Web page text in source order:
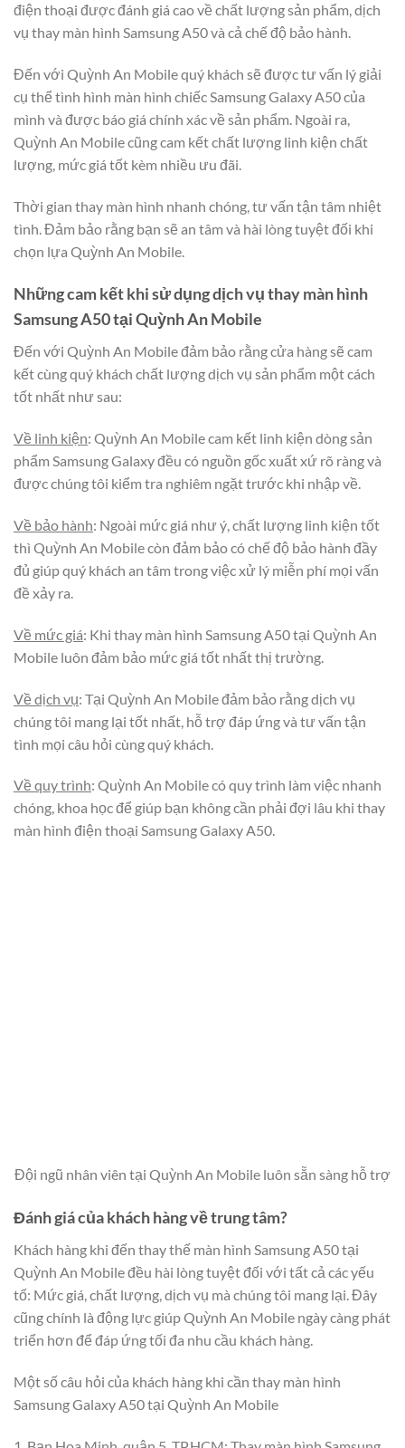
điện thoại được đánh giá cao về chất lượng sản phẩm, dịch
vụ thay màn hình Samsung A50 và cả chế độ bảo hành.
Đến với Quỳnh An Mobile quý khách sẽ được tư vấn lý giải
cụ thể tình hình màn hình chiếc Samsung Galaxy A50 của
mình và được báo giá chính xác về sản phẩm. Ngoài ra,
Quỳnh An Mobile cũng cam kết chất lượng linh kiện chất
lượng, mức giá tốt kèm nhiều ưu đãi.
Thời gian thay màn hình nhanh chóng, tư vấn tận tâm nhiệt
tình. Đảm bảo rằng bạn sẽ an tâm và hài lòng tuyệt đối khi
chọn lựa Quỳnh An Mobile.
Những cam kết khi sử dụng dịch vụ thay màn hình
Samsung A50 tại Quỳnh An Mobile
Đến với Quỳnh An Mobile đảm bảo rằng cửa hàng sẽ cam
kết cùng quý khách chất lượng dịch vụ sản phẩm một cách
tốt nhất như sau:
Về linh kiện: Quỳnh An Mobile cam kết linh kiện dòng sản
phẩm Samsung Galaxy đều có nguồn gốc xuất xứ rõ ràng và
được chúng tôi kiểm tra nghiêm ngặt trước khi nhập về.
Về bảo hành: Ngoài mức giá như ý, chất lượng linh kiện tốt
thì Quỳnh An Mobile còn đảm bảo có chế độ bảo hành đầy
đủ giúp quý khách an tâm trong việc xử lý miễn phí mọi vấn
đề xảy ra.
Về mức giá: Khi thay màn hình Samsung A50 tại Quỳnh An
Mobile luôn đảm bảo mức giá tốt nhất thị trường.
Về dịch vụ: Tại Quỳnh An Mobile đảm bảo rằng dịch vụ
chúng tôi mang lại tốt nhất, hỗ trợ đáp ứng và tư vấn tận
tình mọi câu hỏi cùng quý khách.
Về quy trình: Quỳnh An Mobile có quy trình làm việc nhanh
chóng, khoa học để giúp bạn không cần phải đợi lâu khi thay
màn hình điện thoại Samsung Galaxy A50.
Đội ngũ nhân viên tại Quỳnh An Mobile luôn sẵn sàng hỗ trợ
Đánh giá của khách hàng về trung tâm?
Khách hàng khi đến thay thế màn hình Samsung A50 tại
Quỳnh An Mobile đều hài lòng tuyệt đối với tất cả các yếu
tố: Mức giá, chất lượng, dịch vụ mà chúng tôi mang lại. Đây
cũng chính là động lực giúp Quỳnh An Mobile ngày càng phát
triển hơn để đáp ứng tối đa nhu cầu khách hàng.
Một số câu hỏi của khách hàng khi cần thay màn hình
Samsung Galaxy A50 tại Quỳnh An Mobile